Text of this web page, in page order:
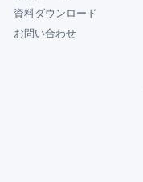
資料ダウンロード
お問い合わせ